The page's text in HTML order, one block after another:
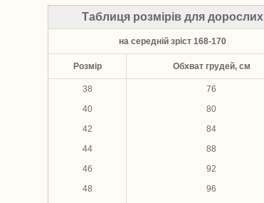
Таблиця розмірів для дорослих
на середній зріст 168-170
Розмір Обхват грудей, см
38
76
40
80
42
84
44
88
46
92
48
96